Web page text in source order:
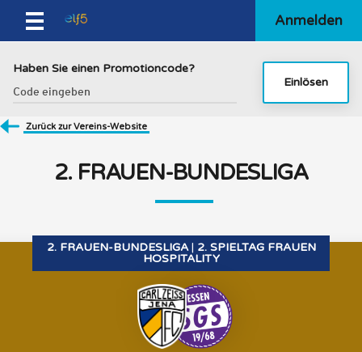
Anmelden
Haben Sie einen Promotioncode?
Einlösen
Zurück zur Vereins-Website
2. FRAUEN-BUNDESLIGA
2. FRAUEN-BUNDESLIGA
2. SPIELTAG FRAUEN
HOSPITALITY